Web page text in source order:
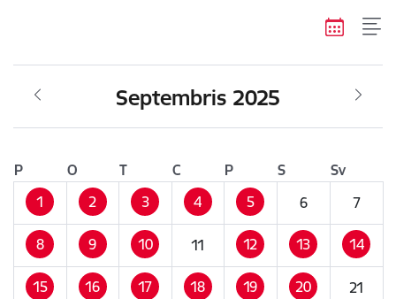
Septembris 2025
P O T C P S
Sv
1
2 3 4 5 6 7
8 9 10 11 12 13 14
15 16 17 18 19 20 21